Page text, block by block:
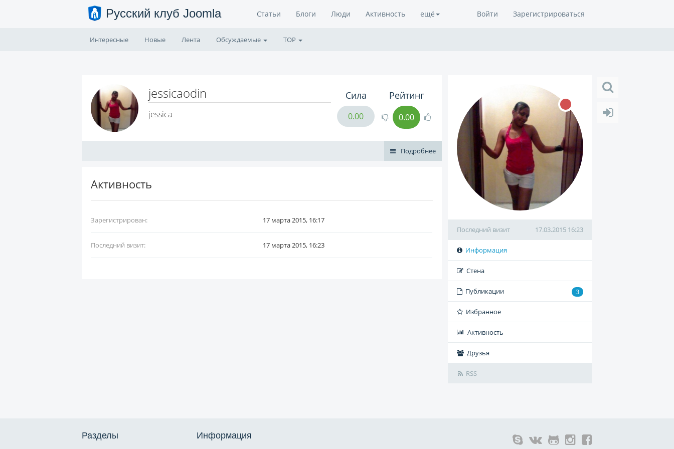
Русский клуб Joomla Статьи Блоги Люди Активность ещё Войти Зарегистрироваться
Интересные Новые Лента Обсуждаемые TOP
jessicaodin
jessica
Сила
0.00
Рейтинг
0.00
Подробнее
Активность
Зарегистрирован: 17 марта 2015, 16:17
Последний визит: 17 марта 2015, 16:23
Последний визит 17.03.2015 16:23
Информация
Стена
Публикации 3
Избранное
Активность
Друзья
RSS
Разделы Информация